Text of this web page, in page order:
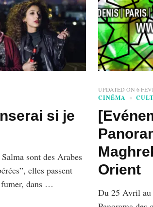
si je
sont des Arabes
elles passent
fumer, dans …
UPDATED ON 6
CINÉMA
Orient
Du 25 Avril au